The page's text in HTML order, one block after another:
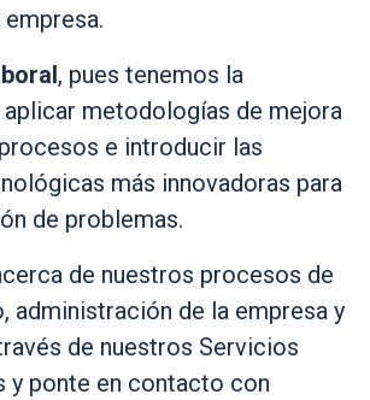
, pues tenemos la
metodologías de mejora
e introducir las
más innovadoras para
de problemas.
de nuestros procesos de
administración de la empresa y
de nuestros Servicios
y ponte en contacto con